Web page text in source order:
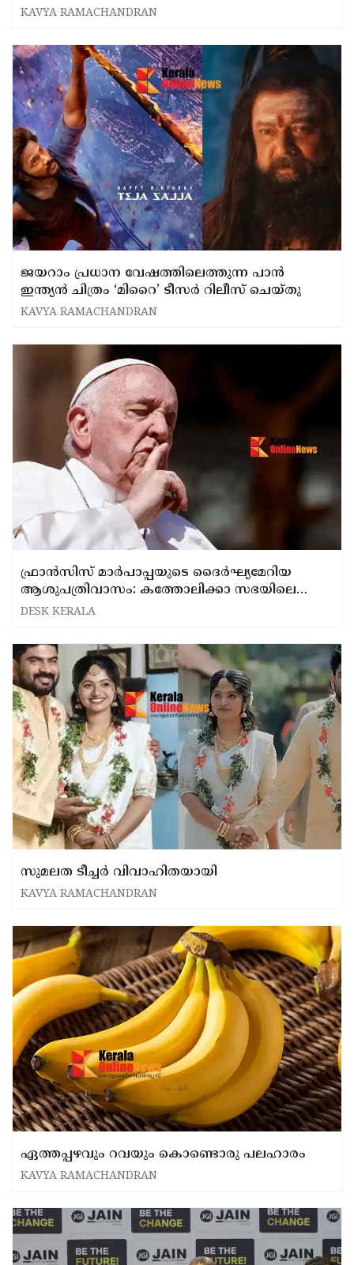
KAVYA RAMACHANDRAN
ജയറാം പ്രധാന വേഷത്തിലെത്തുന്ന പാൻ
ഇന്ത്യൻ ചിത്രം ‘മിറൈ’ ടീസർ റിലീസ് ചെയ്തു
KAVYA RAMACHANDRAN
ഫ്രാൻസിസ് മാർപാപ്പയുടെ ദൈർഘ്യമേറിയ
ആശുപത്രിവാസം: കത്തോലിക്കാ സഭയിലെ
മാറ്റങ്ങൾ
DESK KERALA
സുമലത ടീച്ചർ വിവാഹിതയായി
KAVYA RAMACHANDRAN
ഏത്തപ്പഴവും റവയും കൊണ്ടൊരു പലഹാരം
KAVYA RAMACHANDRAN